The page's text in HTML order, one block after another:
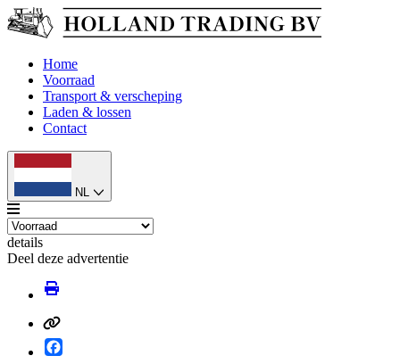
Home
Voorraad
Transport & verscheping
Laden & lossen
Contact
NL
details
Deel deze advertentie